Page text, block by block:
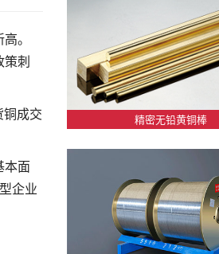
。
策刺
成交
本面
企业
精密无铅黄铜棒